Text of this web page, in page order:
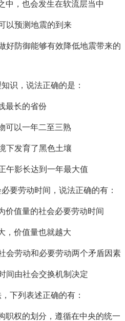
中，也会发生在软流层当中
以预测地震的到来
好防御能够有效降低地震带来的
识，说法正确的是：
最长的省份
可以一年二至三熟
下发育了黑色土壤
午影长达到一年最大值
要劳动时间，说法正确的有：
价值量的社会必要劳动时间
，价值量也就越大
会劳动和必要劳动两个矛盾因素
间由社会交换机制决定
下列表述正确的有：
职权的划分，遵循在中央的统一